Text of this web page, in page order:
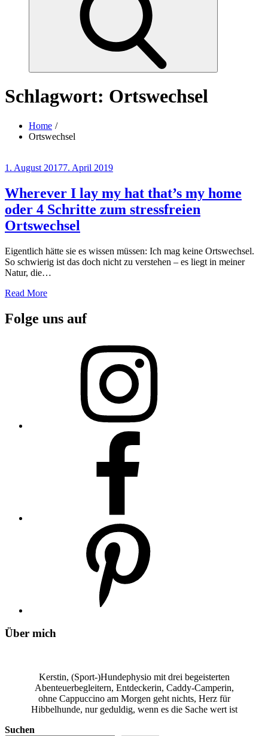
Schlagwort: Ortswechsel
Home
Ortswechsel
Posted
1. August 20177. April 2019
Wherever I lay my hat that’s my home
oder 4 Schritte zum stressfreien
Ortswechsel
Eigentlich hätte sie es wissen müssen: Ich mag keine Ortswechsel.
So schwierig ist das doch nicht zu verstehen – es liegt in meiner
Natur, die…
Read More
Folge uns auf
Über mich
Kerstin, (Sport-)Hundephysio mit drei begeisterten
Abenteuerbegleitern, Entdeckerin, Caddy-Camperin,
ohne Cappuccino am Morgen geht nichts, Herz für
Hibbelhunde, nur geduldig, wenn es die Sache wert ist
Suchen